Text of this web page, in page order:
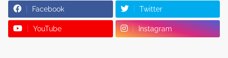
Facebook Twitter
YouTube Instagram